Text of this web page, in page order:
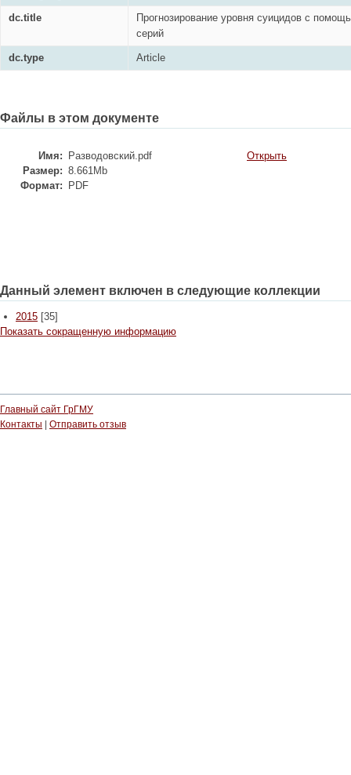
dc.title
Прогнозирование уровня суицидов с
серий
dc.type Article
Файлы в этом документе
Имя:
Разводовский.pdf
Размер: 8.661Mb
Формат:
PDF
Открыть
Данный элемент включен в следующие коллекции
2015 [35]
Показать сокращенную информацию
Главный сайт ГрГМУ
Контакты
Отправить отзыв